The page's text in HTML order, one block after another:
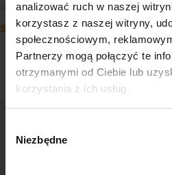
analizować ruch w naszej
korzystasz z naszej witryny,
społecznościowym,
Partnerzy mogą połączyć te
otrzymanymi od Ciebie lub
korzystania z ich usług.
zgody
Niezbędne
Navigation
Structure en acier